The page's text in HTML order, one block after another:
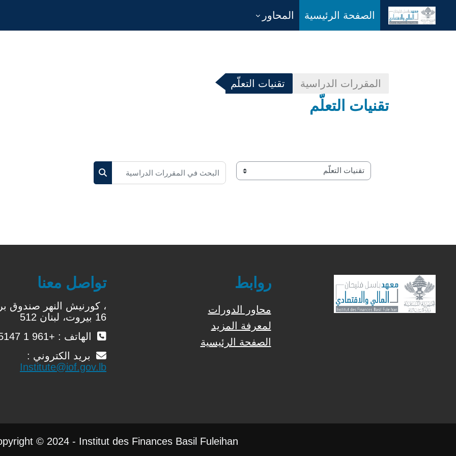
الصفحة الرئيسية المحاور
المقررات الدراسية تقنيات التعلّم
تقنيات التعلّم
تصنيفات المقررات
البحث في المقررات الدراسية
روابط
محاور الدورات
لمعرفة المزيد
الصفحة الرئيسية
تواصل معنا
16 بيروت، لبنان 512
الهاتف : +961 1 425147 / 9
بريد الكتروني :
Institute@iof.gov.lb
© 2024 - Institut des Finances Basil Fuleihan